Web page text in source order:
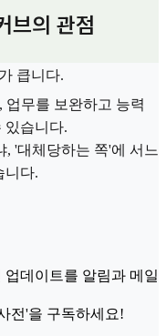
브의 관점
큽니다.
무를 보완하고 능력
있습니다.
, '대체당하는 쪽'에 서느
니다.
데이트를 알림과 메일
전'을 구독하세요!